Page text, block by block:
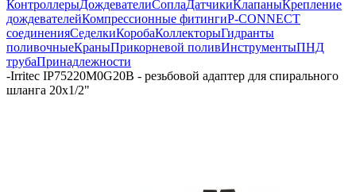
КонтроллерыДождевателиСоплаДатчикиКлапаныКрепление
дождевателейКомпрессионные фитингиP-CONNECT
соединенияСеделкиКоробаКоллекторыГидранты
поливочныеКраныПрикорневой поливИнструментыПНД
трубаПринадлежности
-Irritec IP75220M0G20B - резьбовой адаптер для спирального
шланга 20х1/2"